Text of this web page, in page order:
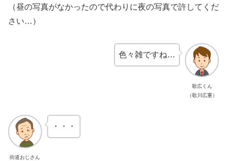
（昼の写真がなかったので代わりに夜の写真で許してくだ
さい…）
歌広くん
（歌川広重）
色々雑ですね…
街道おじさん
・・・